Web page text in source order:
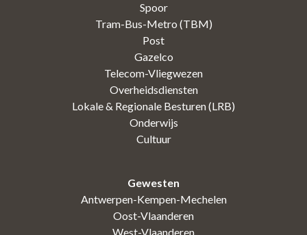
Spoor
Tram-Bus-Metro (TBM)
Post
Gazelco
Telecom-Vliegwezen
Overheidsdiensten
Lokale & Regionale Besturen (LRB)
Onderwijs
Cultuur
Gewesten
Antwerpen-Kempen-Mechelen
Oost-Vlaanderen
West-Vlaanderen